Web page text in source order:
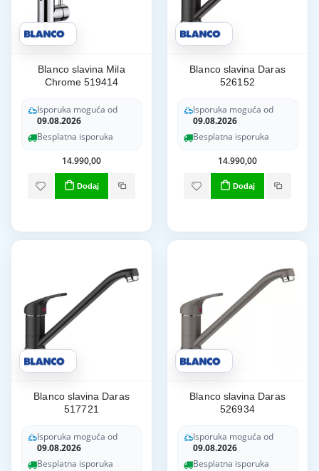
Blanco slavina Mila
Chrome 519414
Isporuka moguća od
09.08.2026
Besplatna isporuka
14.990,00
Dodaj
Blanco slavina Daras
526152
Isporuka moguća od
09.08.2026
Besplatna isporuka
14.990,00
Dodaj
Blanco slavina Daras
517721
Isporuka moguća od
09.08.2026
Besplatna isporuka
Blanco slavina Daras
526934
Isporuka moguća od
09.08.2026
Besplatna isporuka